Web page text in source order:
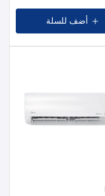
أضف للسلة